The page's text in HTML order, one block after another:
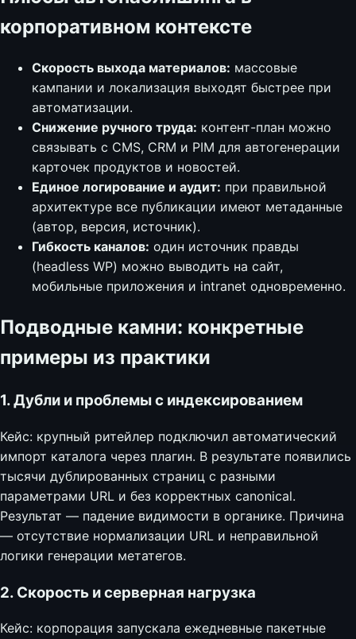
корпоративном контексте
Скорость выхода материалов: массовые
кампании и локализация выходят быстрее при
автоматизации.
Снижение ручного труда: контент-план можно
связывать с CMS, CRM и PIM для автогенерации
карточек продуктов и новостей.
Единое логирование и аудит: при правильной
архитектуре все публикации имеют метаданные
(автор, версия, источник).
Гибкость каналов: один источник правды
(headless WP) можно выводить на сайт,
мобильные приложения и intranet одновременно.
Подводные камни: конкретные
примеры из практики
1. Дубли и проблемы с индексированием
Кейс: крупный ритейлер подключил автоматический
импорт каталога через плагин. В результате появились
тысячи дублированных страниц с разными
параметрами URL и без корректных canonical.
Результат — падение видимости в органике. Причина
— отсутствие нормализации URL и неправильной
логики генерации метатегов.
2. Скорость и серверная нагрузка
Кейс: корпорация запускала ежедневные пакетные